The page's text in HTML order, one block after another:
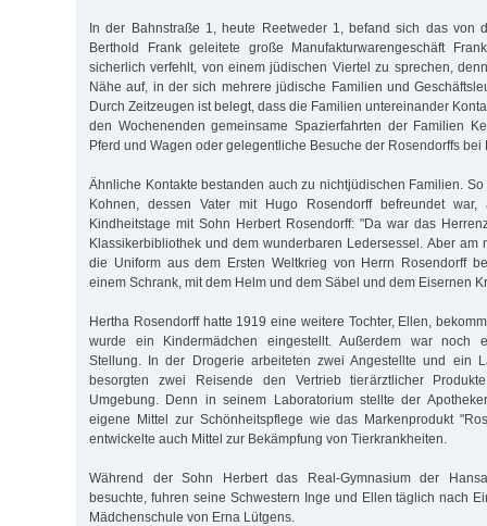
In der Bahnstraße 1, heute Reetweder 1, befand sich das von
Berthold Frank geleitete große Manufakturwarengeschäft
sicherlich verfehlt, von einem jüdischen Viertel zu sprechen,
Nähe auf, in der sich mehrere jüdische Familien und
Durch Zeitzeugen ist belegt, dass die Familien untereinander
den Wochenenden gemeinsame Spazierfahrten der Familien
Pferd und Wagen oder gelegentliche Besuche der Rosendorffs bei
Ähnliche Kontakte bestanden auch zu nichtjüdischen Familien.
Kohnen, dessen Vater mit Hugo Rosendorff befreundet war,
Kindheitstage mit Sohn Herbert Rosendorff: "Da war das
Klassikerbibliothek und dem wunderbaren Ledersessel. Aber am
die Uniform aus dem Ersten Weltkrieg von Herrn Rosendorff
einem Schrank, mit dem Helm und dem Säbel und dem Eisernen
Hertha Rosendorff hatte 1919 eine weitere Tochter, Ellen,
wurde ein Kindermädchen eingestellt. Außerdem war noch
Stellung. In der Drogerie arbeiteten zwei Angestellte und ein
besorgten zwei Reisende den Vertrieb tierärztlicher
Umgebung. Denn in seinem Laboratorium stellte der
eigene Mittel zur Schönheitspflege wie das Markenprodukt
entwickelte auch Mittel zur Bekämpfung von Tierkrankheiten.
Während der Sohn Herbert das Real-Gymnasium der
besuchte, fuhren seine Schwestern Inge und Ellen täglich nach
Mädchenschule von Erna Lütgens.